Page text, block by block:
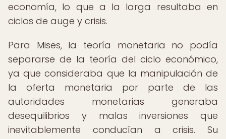
economía, lo que a la larga resultaba en
ciclos de auge y crisis.
Para Mises, la teoría monetaria no podía
separarse de la teoría del ciclo económico,
ya que consideraba que la manipulación de
la oferta monetaria por parte de las
autoridades monetarias generaba
desequilibrios y malas inversiones que
inevitablemente conducían a crisis. Su